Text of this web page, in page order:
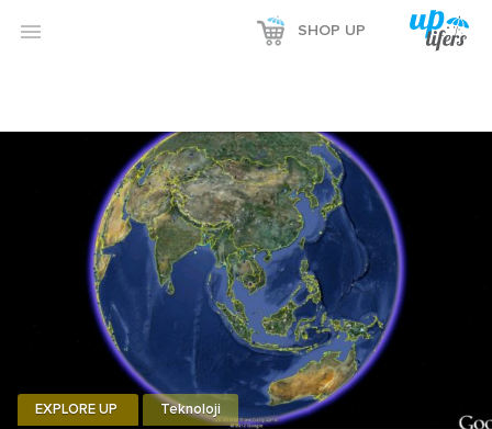
 SHOP UP
EXPLORE UP Teknoloji